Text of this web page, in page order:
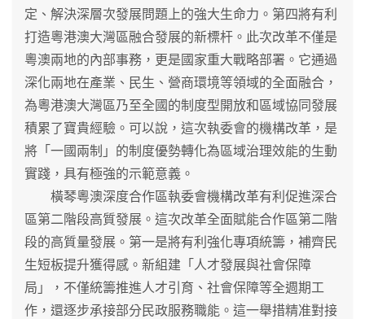
定、解決深層次發展問題上的強大生命力。第四將有利
打造粵港澳大灣區融合發展的新標杆。此次改革不僅是
粵澳兩地的內部事務，更是國家重大戰略部署。它通過
深化兩地在產業、民生、營商環境等領域的全面融合，
為粵港澳大灣區乃至全國的制度型開放和區域協同發展
積累了寶貴經驗。可以說，這次執委會的機構改革，是
將「一國兩制」的制度優勢轉化為區域治理效能的生動
實踐，具有極強的示範意義。
橫琴粵澳深度合作區執委會機構改革有利促進深合
區第二階段高質發展。這次改革全面賦能合作區第二階
段的高質量發展。第一是將有利強化專項統籌，補齊民
生短板提升獲得感。新組建「人才發展與社會保障
局」，不僅統籌推進人才引育、社會保障等全週期工
作，還逐步承接部分民政服務職能。這一舉措精准對接